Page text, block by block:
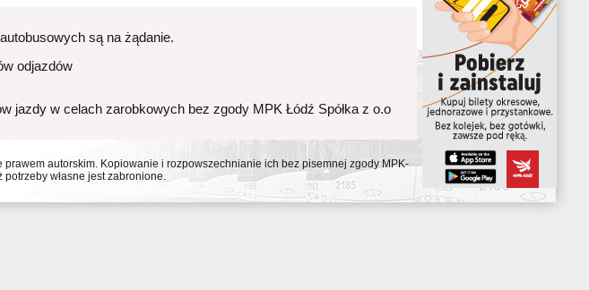
są na żądanie.
odjazdów
jazdy w celach zarobkowych bez zgody MPK Łódź Spółka z o.o
autorskim. Kopiowanie i rozpowszechnianie ich bez pisemnej zgody MPK-
własne jest zabronione.